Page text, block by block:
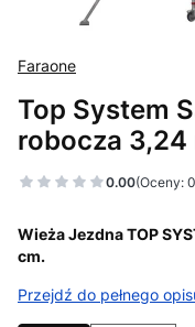
Faraone
Top System
robocza 3,24
0.00(Oceny:
Wieża Jezdna TOP
cm.
Przejdź do pełnego